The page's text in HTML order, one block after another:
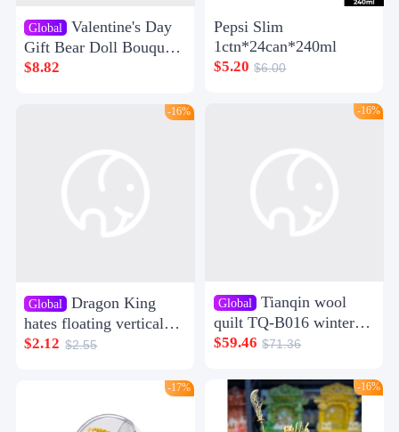
Global
Valentine's Day
Gift Bear Doll Bouquet
Girlfriend Birthday Gift
$8.82
Global
Dragon King
hates floating vertical
fish floating crucian
integrated fishing fish
bold tail single pack
$2.12 $2.55
-16%
-17%
Pepsi Slim
1ctn*24can*240ml
$5.20 $6.00
Global Tianqin wool
quilt TQ-B016 winter
quilt twill quilt gift 2m
autumn quilt
$59.46 $71.36
-16%
-16%